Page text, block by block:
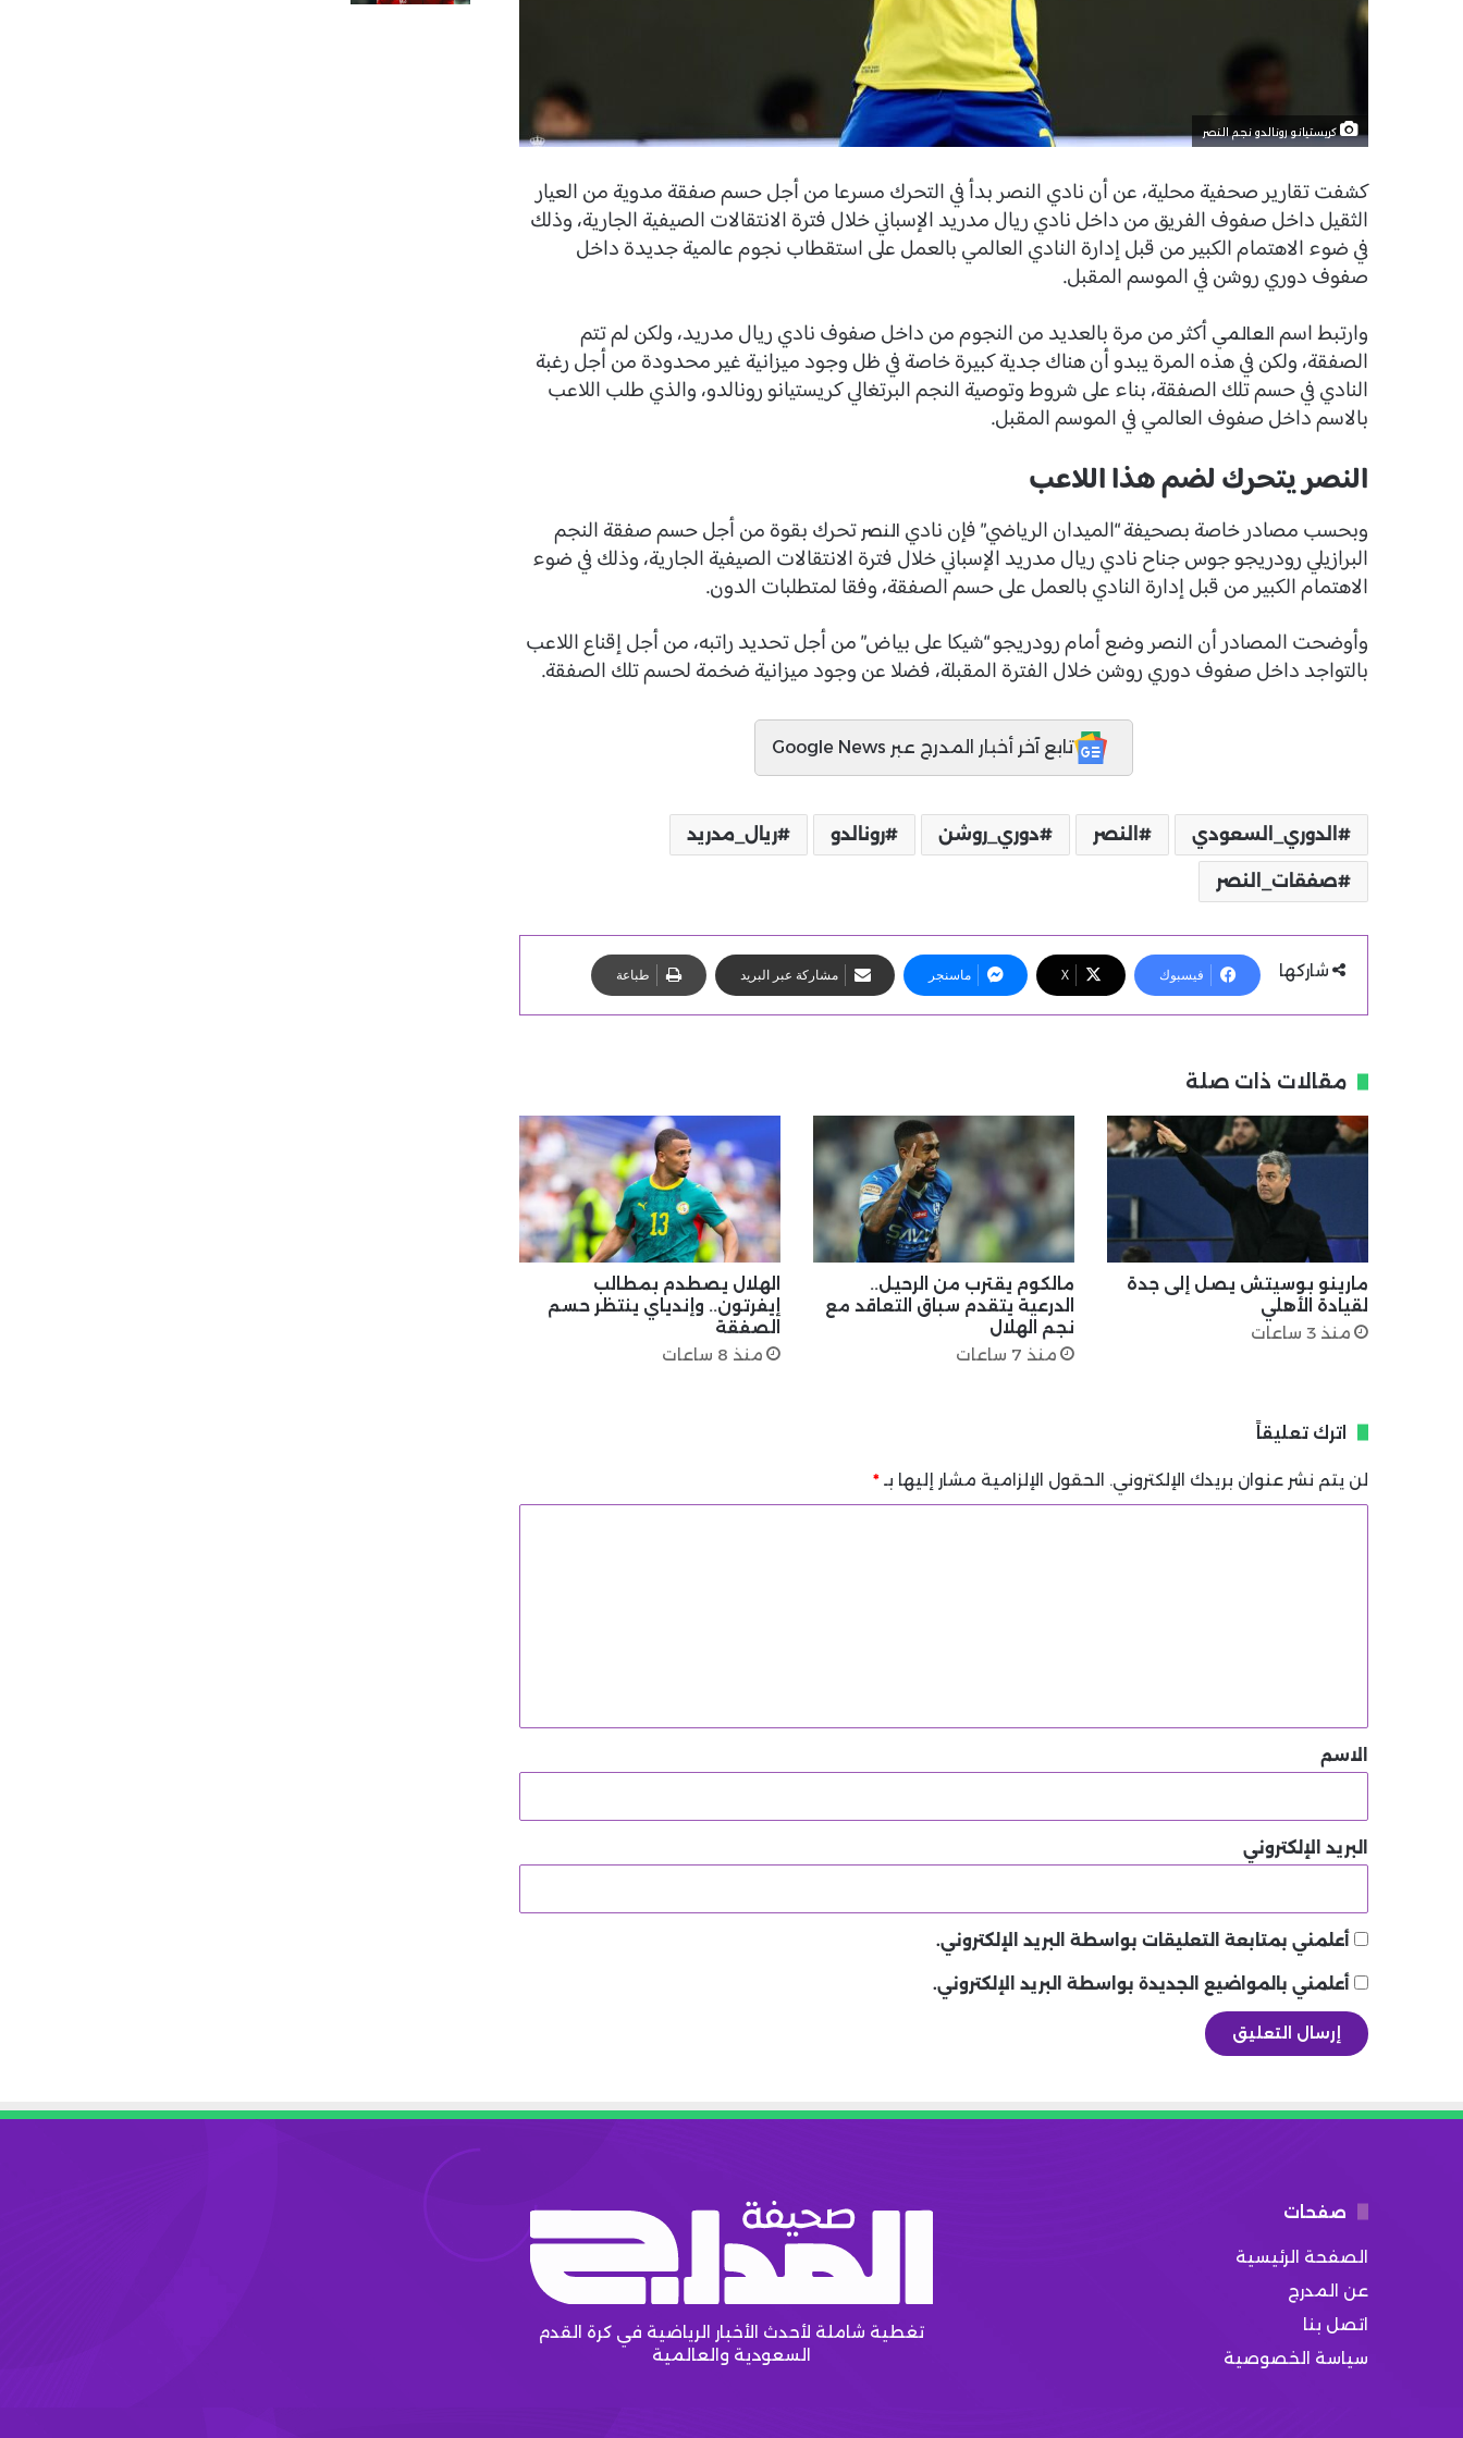
كريستيانو رونالدو نجم النصر
كشفت تقارير صحفية محلية، عن أن نادي النصر بدأ في التحرك مسرعا من أجل حسم صفقة مدوية من العيار
الثقيل داخل صفوف الفريق من داخل نادي ريال مدريد الإسباني خلال فترة الانتقالات الصيفية الجارية، وذلك
في ضوء الاهتمام الكبير من قبل إدارة النادي العالمي بالعمل على استقطاب نجوم عالمية جديدة داخل
صفوف دوري روشن في الموسم المقبل.
وارتبط اسم العالمي أكثر من مرة بالعديد من النجوم من داخل صفوف نادي ريال مدريد، ولكن لم تتم
الصفقة، ولكن في هذه المرة يبدو أن هناك جدية كبيرة خاصة في ظل وجود ميزانية غير محدودة من أجل رغبة
النادي في حسم تلك الصفقة، بناء على شروط وتوصية النجم البرتغالي كريستيانو رونالدو، والذي طلب اللاعب
بالاسم داخل صفوف العالمي في الموسم المقبل.
النصر يتحرك لضم هذا اللاعب
وبحسب مصادر خاصة بصحيفة “الميدان الرياضي” فإن نادي النصر تحرك بقوة من أجل حسم صفقة النجم
البرازيلي رودريجو جوس جناح نادي ريال مدريد الإسباني خلال فترة الانتقالات الصيفية الجارية، وذلك في ضوء
الاهتمام الكبير من قبل إدارة النادي بالعمل على حسم الصفقة، وفقا لمتطلبات الدون.
وأوضحت المصادر أن النصر وضع أمام رودريجو “شيكا على بياض” من أجل تحديد راتبه، من أجل إقناع اللاعب
بالتواجد داخل صفوف دوري روشن خلال الفترة المقبلة، فضلا عن وجود ميزانية ضخمة لحسم تلك الصفقة.
تابع آخر أخبار المدرج عبر Google News
الدوري_السعودي النصر دوري_روشن رونالدو ريال_مدريد
صفقات_النصر
شاركها فيسبوك X ماسنجر مشاركة عبر البريد طباعة
مقالات ذات صلة
مارينو بوسيتش يصل إلى جدة
لقيادة الأهلي
منذ 3 ساعات
مالكوم يقترب من الرحيل..
الدرعية يتقدم سباق التعاقد مع
نجم الهلال
منذ 7 ساعات
الهلال يصطدم بمطالب
إيفرتون.. وإندياي ينتظر حسم
الصفقة
منذ 8 ساعات
اترك تعليقاً
لن يتم نشر عنوان بريدك الإلكتروني. الحقول الإلزامية مشار إليها بـ *
*الاسم
البريد الإلكتروني
أعلمني بمتابعة التعليقات بواسطة البريد الإلكتروني.
أعلمني بالمواضيع الجديدة بواسطة البريد الإلكتروني.
صفحات
الصفحة الرئيسية
عن المدرج
اتصل بنا
سياسة الخصوصية
تغطية شاملة لأحدث الأخبار الرياضية في كرة القدم
السعودية والعالمية